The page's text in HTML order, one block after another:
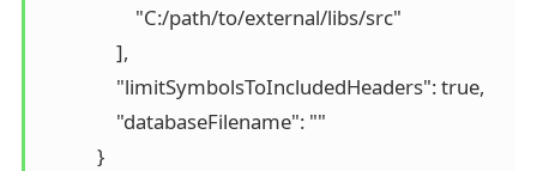
                    "C:/path/to/external/libs/src"
                ],
                "limitSymbolsToIncludedHeaders": true,
                "databaseFilename": ""
            }